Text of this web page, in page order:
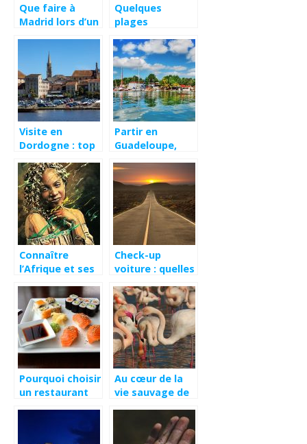
Que faire à
Madrid lors d’un
Quelques
plages
découvrir
absolument
Visite en
Dordogne : top
incontournables
à ne pas
manquer
Partir en
Guadeloupe,
s’organiser ?
Connaître
l’Afrique et ses
Check-up
voiture : quelles
à vérifier ?
Pourquoi choisir
un restaurant
Au cœur de la
vie sauvage de